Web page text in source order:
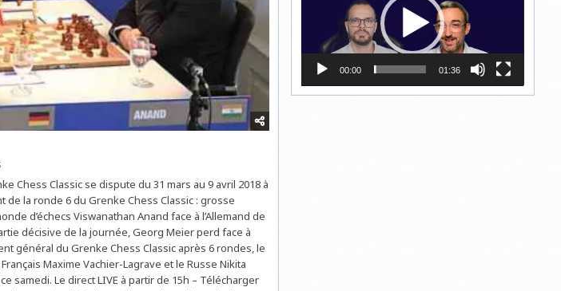
ON
:
CHESS
CLASSIC
2018
Chess Classic se dispute du 31 mars au 9 avril 2018 à
la ronde 6 du Grenke Chess Classic : grosse
d’échecs Viswanathan Anand face à l’Allemand de
décisive de la journée, Georg Meier perd face à
général du Grenke Chess Classic après 6 rondes, le
Maxime Vachier-Lagrave et le Russe Nikita
samedi. Le direct LIVE à partir de 15h – Télécharger
00:00 01:36